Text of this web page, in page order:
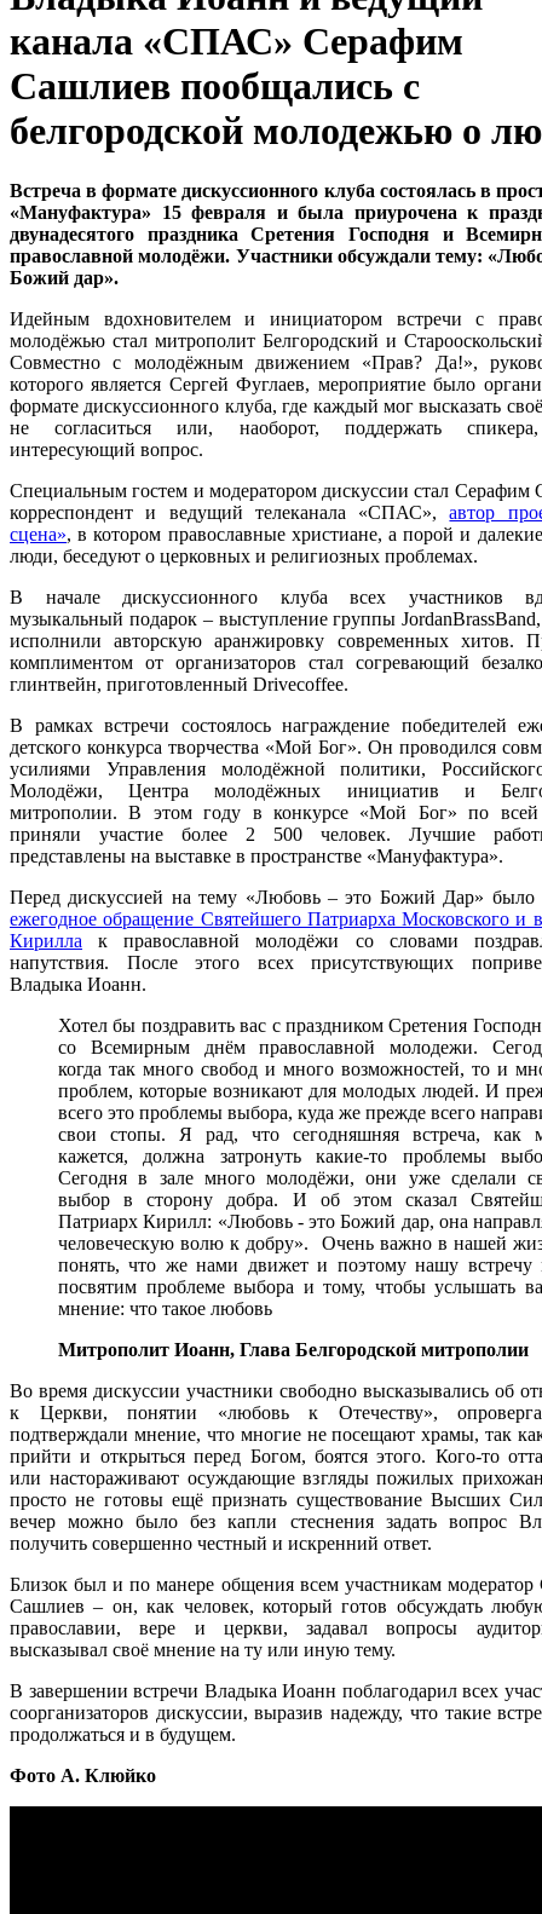
канала «СПАС» Серафим
Сашлиев пообщались с
белгородской молодежью о
Встреча в формате дискуссионного клуба состоялась в
«Мануфактура» 15 февраля и была приурочена к
двунадесятого праздника Сретения Господня и
православной молодёжи. Участники обсуждали тему:
Божий дар».
Идейным вдохновителем и инициатором встречи с
молодёжью стал митрополит Белгородский и
Совместно с молодёжным движением «Прав? Да!»,
которого является Сергей Фуглаев, мероприятие было
формате дискуссионного клуба, где каждый мог высказать
не согласиться или, наоборот, поддержать
интересующий вопрос.
Специальным гостем и модератором дискуссии стал Серафим
корреспондент и ведущий телеканала «СПАС»,автор
сцена», в котором православные христиане, а порой и
люди, беседуют о церковных и религиозных проблемах.
В начале дискуссионного клуба всех участников
музыкальный подарок – выступление группы
исполнили авторскую аранжировку современных хитов.
комплиментом от организаторов стал согревающий
глинтвейн, приготовленный Drivecoffee.
В рамках встречи состоялось награждение победителей
детского конкурса творчества «Мой Бог». Он проводился
усилиями Управления молодёжной политики,
Молодёжи, Центра молодёжных инициатив и
митрополии. В этом году в конкурсе «Мой Бог» по всей
приняли участие более 2 500 человек. Лучшие
представлены на выставке в пространстве «Мануфактура».
Перед дискуссией на тему «Любовь – это Божий Дар» было
ежегодное обращение Святейшего Патриарха Московского и
Кирилла к православной молодёжи со словами
напутствия. После этого всех присутствующих
Владыка Иоанн.
Хотел бы поздравить вас с праздником Сретения
со Всемирным днём православной молодежи.
когда так много свобод и много возможностей, то и
проблем, которые возникают для молодых людей. И
всего это проблемы выбора, куда же прежде всего
свои стопы. Я рад, что сегодняшняя встреча, как
кажется, должна затронуть какие-то проблемы
Сегодня в зале много молодёжи, они уже сделали
выбор в сторону добра. И об этом сказал
Патриарх Кирилл: «Любовь - это Божий дар, она
человеческую волю к добру». Очень важно в нашей
понять, что же нами движет и поэтому нашу
посвятим проблеме выбора и тому, чтобы услышать
мнение: что такое любовь
Митрополит Иоанн, Глава Белгородской митрополии
Во время дискуссии участники свободно высказывались об
к Церкви, понятии «любовь к Отечеству»,
подтверждали мнение, что многие не посещают храмы, так
прийти и открыться перед Богом, боятся этого. Кого-то
или настораживают осуждающие взгляды пожилых
просто не готовы ещё признать существование Высших
вечер можно было без капли стеснения задать вопрос
получить совершенно честный и искренний ответ.
Близок был и по манере общения всем участникам
Сашлиев – он, как человек, который готов обсуждать
православии, вере и церкви, задавал вопросы
высказывал своё мнение на ту или иную тему.
В завершении встречи Владыка Иоанн поблагодарил всех
соорганизаторов дискуссии, выразив надежду, что такие
продолжаться и в будущем.
Фото А. Клюйко